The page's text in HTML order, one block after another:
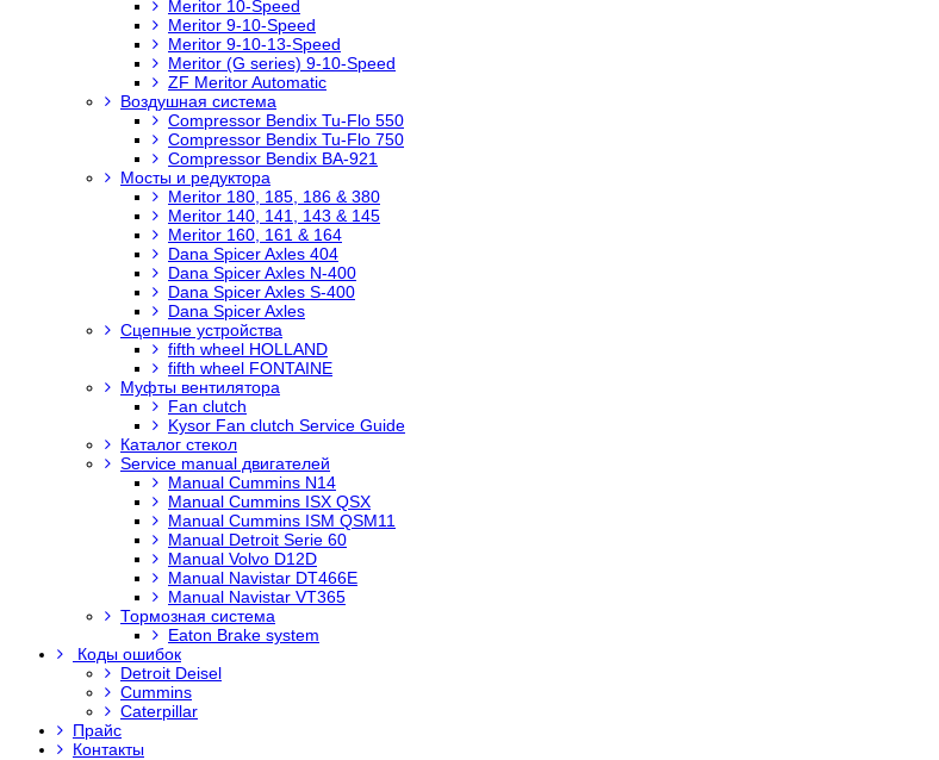
Meritor 10-Speed
Meritor 9-10-Speed
Meritor 9-10-13-Speed
Meritor (G series) 9-10-Speed
ZF Meritor Automatic
Воздушная система
Compressor Bendix Tu-Flo 550
Compressor Bendix Tu-Flo 750
Compressor Bendix BA-921
Мосты и редуктора
Meritor 180, 185, 186 & 380
Meritor 140, 141, 143 & 145
Meritor 160, 161 & 164
Dana Spicer Axles 404
Dana Spicer Axles N-400
Dana Spicer Axles S-400
Dana Spicer Axles
Сцепные устройства
fifth wheel HOLLAND
fifth wheel FONTAINE
Муфты вентилятора
Fan clutch
Kysor Fan clutch Service Guide
Каталог стекол
Service manual двигателей
Manual Cummins N14
Manual Cummins ISX QSX
Manual Cummins ISM QSM11
Manual Detroit Serie 60
Manual Volvo D12D
Manual Navistar DT466E
Manual Navistar VT365
Тормозная система
Eaton Brake system
Коды ошибок
Detroit Deisel
Cummins
Caterpillar
Прайс
Контакты